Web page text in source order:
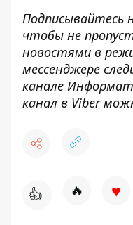
Подписывайтесь
чтобы не
новостями в
мессенджере
канале
канал в Viber
👍 🔥 ♥